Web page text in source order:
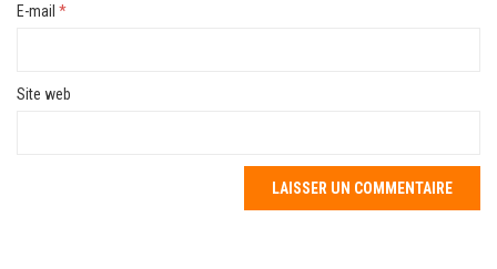
E-mail *
Site web